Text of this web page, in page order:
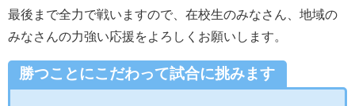
最後まで全力で戦いますので、在校生のみなさん、地域の
みなさんの力強い応援をよろしくお願いします。
勝つことにこだわって試合に挑みます